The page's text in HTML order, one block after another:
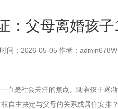
：父母离婚孩
时间：2026-05-05作者：admin678W
直是社会关注的焦点。随着孩子逐
自主决定与父母的关系或居住安排